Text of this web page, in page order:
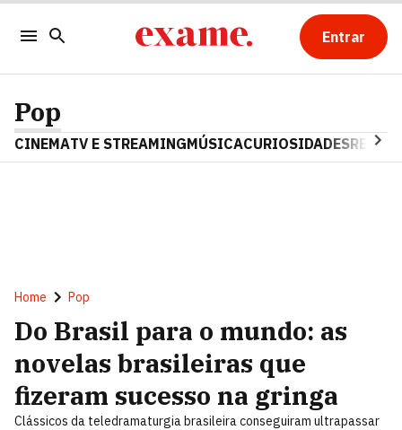
Entrar
Pop
CINEMATV E STREAMINGMÚSICACURIOSIDADES
Home Pop
Do Brasil para o mundo: as
novelas brasileiras que
fizeram sucesso na gringa
Clássicos da teledramaturgia brasileira conseguiram ultrapassar